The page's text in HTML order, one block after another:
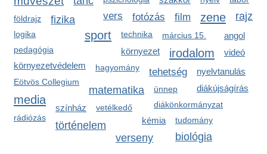
vers zene
fotózás
földrajz fizika
sport
logika technika
március 15.
pedagógia
környezet
rajz
irodalom
angol
környezetvédelem
videó
hagyomány tehetség nyelvtanulás
Eötvös Collegium
diákújságírás
matematika
diákönkormányzat
ünnep
media
színház
vetélkedő
rádiózás
kémia tudomány
történelem
biológia
verseny
film